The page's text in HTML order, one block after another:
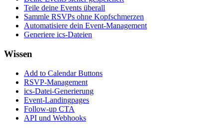
Teile deine Events überall
Sammle RSVPs ohne Kopfschmerzen
Automatisiere dein Event-Management
Generiere ics-Dateien
Wissen
Add to Calendar Buttons
RSVP-Management
ics-Datei-Generierung
Event-Landingpages
Follow-up CTA
API und Webhooks